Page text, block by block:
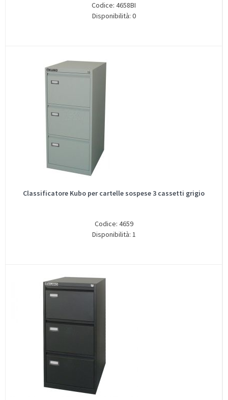
Codice: 4658BI
Disponibilità: 0
Classificatore Kubo per cartelle sospese 3 cassetti grigio
Codice: 4659
Disponibilità: 1